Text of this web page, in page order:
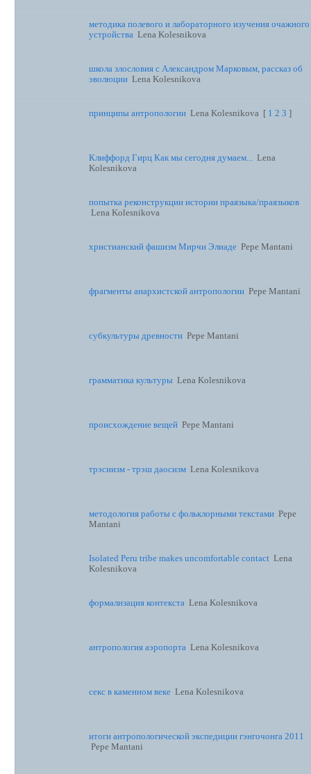
методика полевого и лабораторного изучения очажного
устройства Lena Kolesnikova
школа злословия с Александром Марковым, рассказ об
эволюции Lena Kolesnikova
принципы антропологии Lena Kolesnikova [ 1 2 3 ]
Клиффорд Гирц Как мы сегодня думаем... Lena
Kolesnikova
попытка реконструкции истории праязыка/праязыков
Lena Kolesnikova
христианский фашизм Мирчи Элиаде Pepe Mantani
фрагменты анархистской антропологии Pepe Mantani
субкультуры древности Pepe Mantani
грамматика культуры Lena Kolesnikova
происхождение вещей Pepe Mantani
трэсиизм - трэш даосизм Lena Kolesnikova
методология работы с фольклорными текстами Pepe
Mantani
Isolated Peru tribe makes uncomfortable contact Lena
Kolesnikova
формализация контекста Lena Kolesnikova
антропология аэропорта Lena Kolesnikova
секс в каменном веке Lena Kolesnikova
итоги антропологической экспедиции гэнгочонга 2011
Pepe Mantani